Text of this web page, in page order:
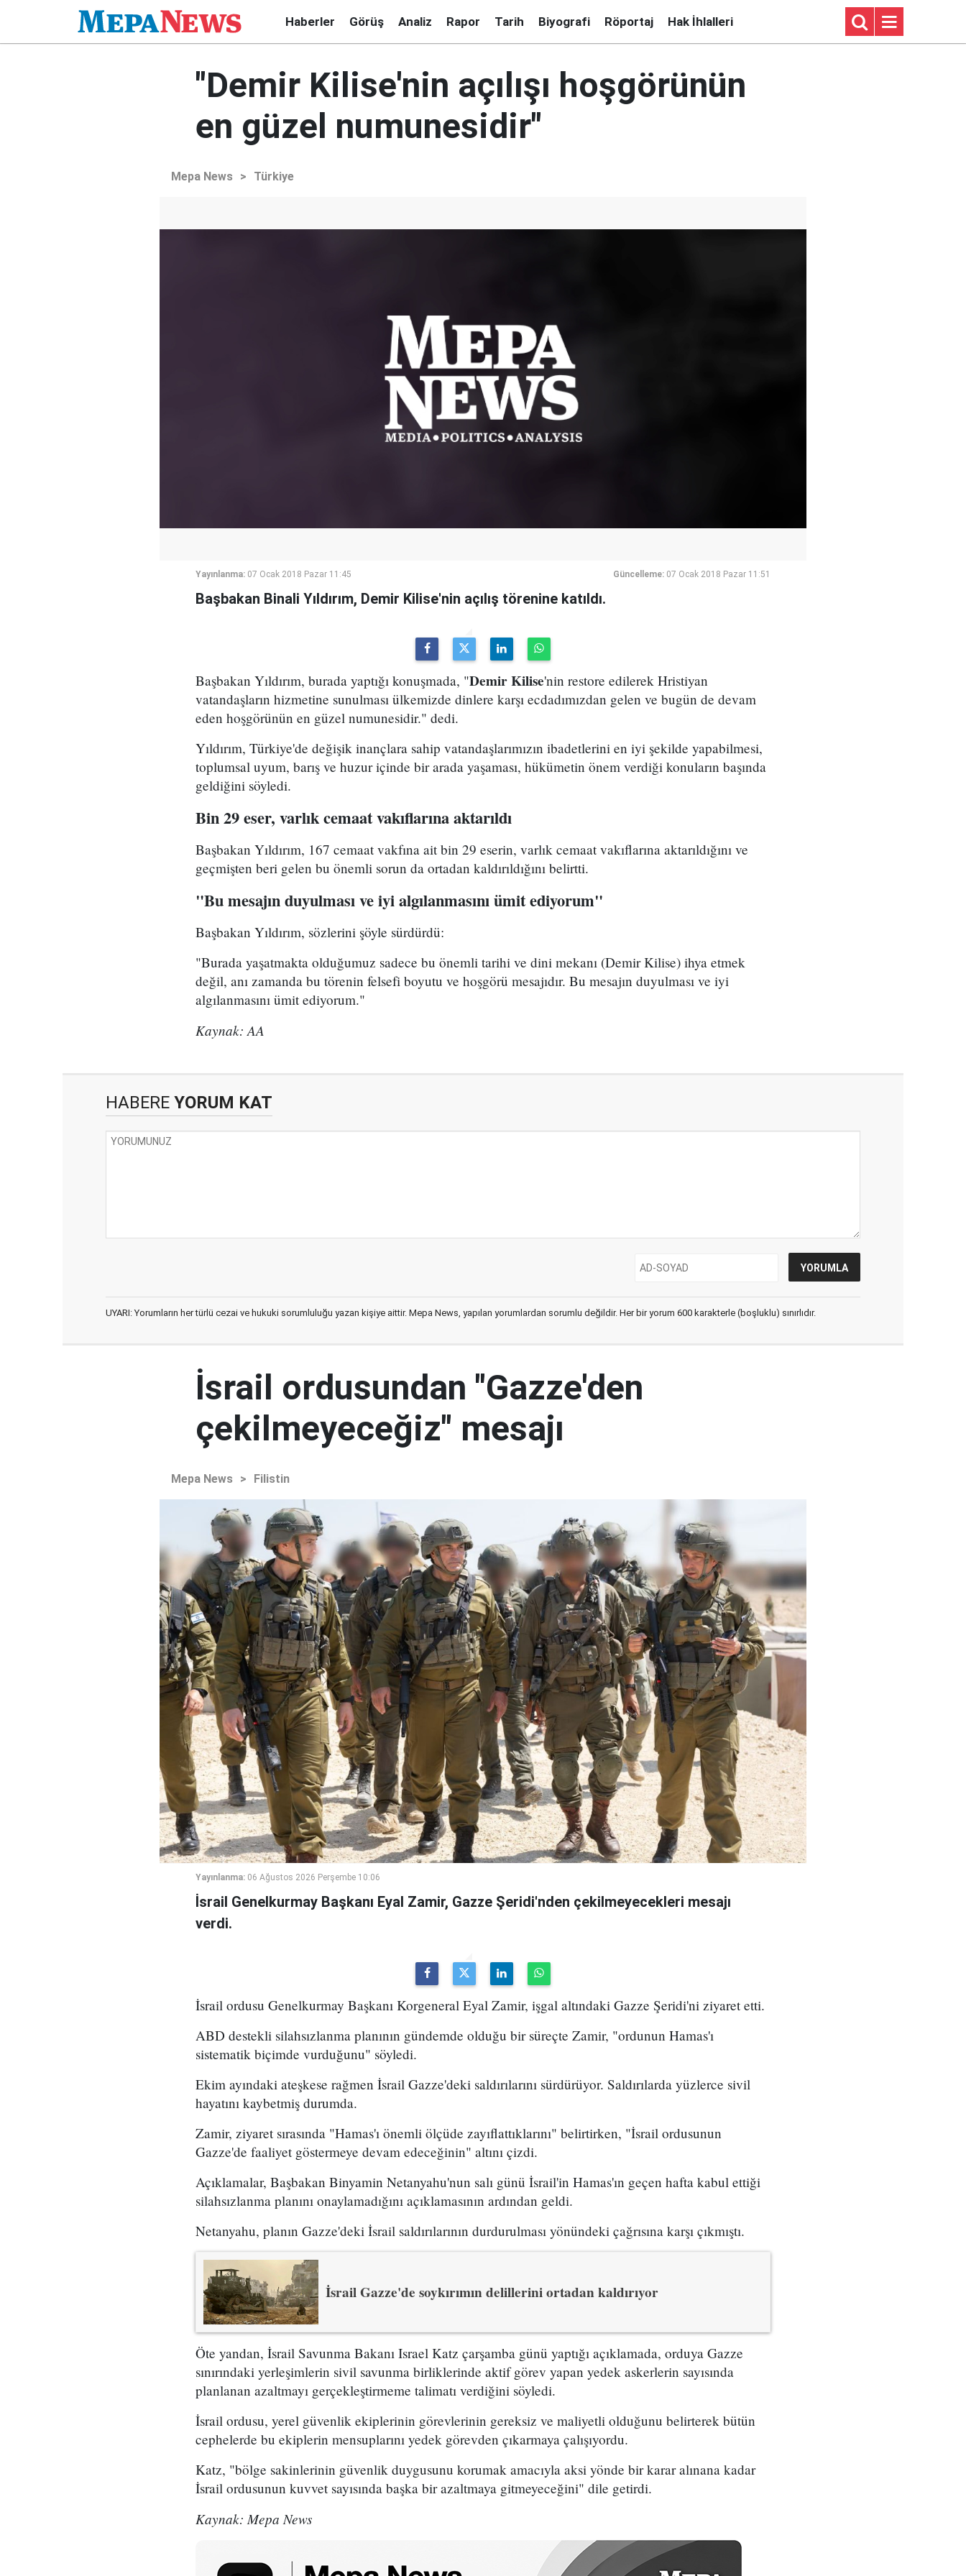
Haberler Görüş Analiz Rapor Tarih Biyografi Röportaj Hak İhlalleri
"Demir Kilise'nin açılışı hoşgörünün
en güzel numunesidir"
Mepa News > Türkiye
Yayınlanma: 07 Ocak 2018 Pazar 11:45 Güncelleme: 07 Ocak 2018 Pazar 11:51
Başbakan Binali Yıldırım, Demir Kilise'nin açılış törenine katıldı.
Başbakan Yıldırım, burada yaptığı konuşmada, "Demir Kilise'nin restore edilerek Hristiyan
vatandaşların hizmetine sunulması ülkemizde dinlere karşı ecdadımızdan gelen ve bugün de devam
eden hoşgörünün en güzel numunesidir." dedi.
Yıldırım, Türkiye'de değişik inançlara sahip vatandaşlarımızın ibadetlerini en iyi şekilde yapabilmesi,
toplumsal uyum, barış ve huzur içinde bir arada yaşaması, hükümetin önem verdiği konuların başında
geldiğini söyledi.
Bin 29 eser, varlık cemaat vakıflarına aktarıldı
Başbakan Yıldırım, 167 cemaat vakfına ait bin 29 eserin, varlık cemaat vakıflarına aktarıldığını ve
geçmişten beri gelen bu önemli sorun da ortadan kaldırıldığını belirtti.
"Bu mesajın duyulması ve iyi algılanmasını ümit ediyorum"
Başbakan Yıldırım, sözlerini şöyle sürdürdü:
"Burada yaşatmakta olduğumuz sadece bu önemli tarihi ve dini mekanı (Demir Kilise) ihya etmek
değil, anı zamanda bu törenin felsefi boyutu ve hoşgörü mesajıdır. Bu mesajın duyulması ve iyi
algılanmasını ümit ediyorum."
Kaynak: AA
HABERE YORUM KAT
UYARI: Yorumların her türlü cezai ve hukuki sorumluluğu yazan kişiye aittir. Mepa News, yapılan yorumlardan sorumlu değildir. Her bir yorum 600 karakterle (boşluklu) sınırlıdır.
İsrail ordusundan "Gazze'den
çekilmeyeceğiz" mesajı
Mepa News > Filistin
Yayınlanma: 06 Ağustos 2026 Perşembe 10:06
İsrail Genelkurmay Başkanı Eyal Zamir, Gazze Şeridi'nden çekilmeyecekleri mesajı
verdi.
İsrail ordusu Genelkurmay Başkanı Korgeneral Eyal Zamir, işgal altındaki Gazze Şeridi'ni ziyaret etti.
ABD destekli silahsızlanma planının gündemde olduğu bir süreçte Zamir, "ordunun Hamas'ı
sistematik biçimde vurduğunu" söyledi.
Ekim ayındaki ateşkese rağmen İsrail Gazze'deki saldırılarını sürdürüyor. Saldırılarda yüzlerce sivil
hayatını kaybetmiş durumda.
Zamir, ziyaret sırasında "Hamas'ı önemli ölçüde zayıflattıklarını" belirtirken, "İsrail ordusunun
Gazze'de faaliyet göstermeye devam edeceğinin" altını çizdi.
Açıklamalar, Başbakan Binyamin Netanyahu'nun salı günü İsrail'in Hamas'ın geçen hafta kabul ettiği
silahsızlanma planını onaylamadığını açıklamasının ardından geldi.
Netanyahu, planın Gazze'deki İsrail saldırılarının durdurulması yönündeki çağrısına karşı çıkmıştı.
İsrail Gazze'de soykırımın delillerini ortadan kaldırıyor
Öte yandan, İsrail Savunma Bakanı Israel Katz çarşamba günü yaptığı açıklamada, orduya Gazze
sınırındaki yerleşimlerin sivil savunma birliklerinde aktif görev yapan yedek askerlerin sayısında
planlanan azaltmayı gerçekleştirmeme talimatı verdiğini söyledi.
İsrail ordusu, yerel güvenlik ekiplerinin görevlerinin gereksiz ve maliyetli olduğunu belirterek bütün
cephelerde bu ekiplerin mensuplarını yedek görevden çıkarmaya çalışıyordu.
Katz, "bölge sakinlerinin güvenlik duygusunu korumak amacıyla aksi yönde bir karar alınana kadar
İsrail ordusunun kuvvet sayısında başka bir azaltmaya gitmeyeceğini" dile getirdi.
Kaynak: Mepa News